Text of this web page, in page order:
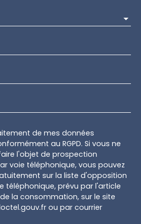
de mes données
au RGPD. Si vous ne
l'objet de prospection
voie téléphonique, vous pouvez
sur la liste d'opposition
téléphonique, prévu par l'article
la consommation, sur le site
ou par courrier